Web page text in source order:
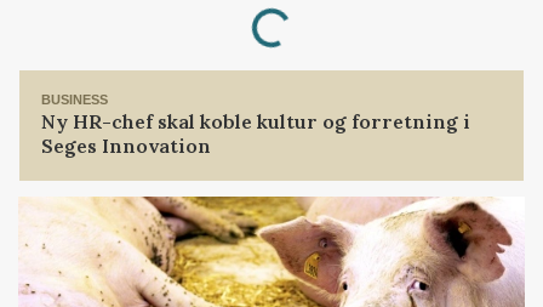
BUSINESS
Ny HR-chef skal koble kultur og forretning i
Seges Innovation